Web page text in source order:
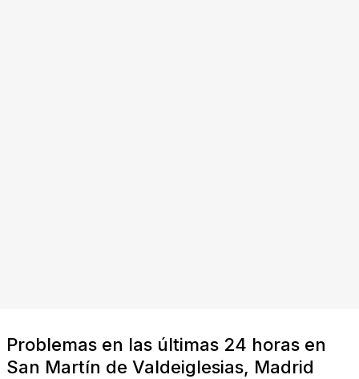
Problemas en las últimas 24 horas en
San Martín de Valdeiglesias, Madrid